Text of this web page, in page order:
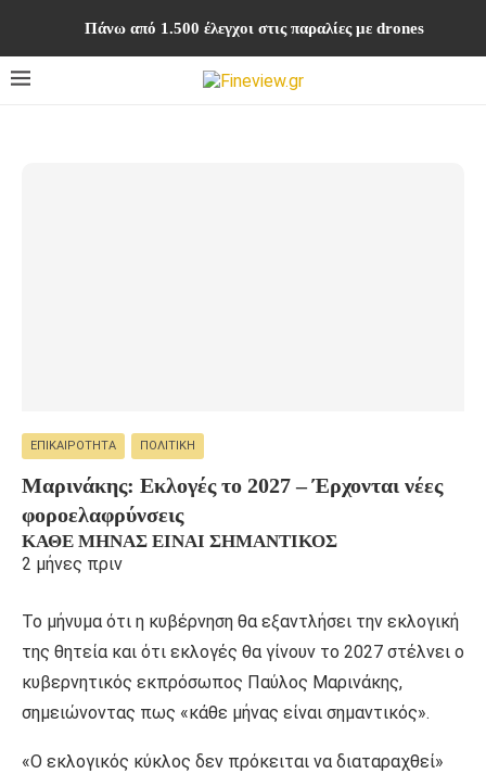
Πάνω από 1.500 έλεγχοι στις παραλίες με drones
ΕΠΙΚΑΙΡΌΤΗΤΑ ΠΟΛΙΤΙΚΉ
Μαρινάκης: Εκλογές το 2027 – Έρχονται νέες
φοροελαφρύνσεις
ΚΆΘΕ ΜΉΝΑΣ ΕΊΝΑΙ ΣΗΜΑΝΤΙΚΌΣ
2 μήνες πριν
Το μήνυμα ότι η κυβέρνηση θα εξαντλήσει την εκλογική
της θητεία και ότι εκλογές θα γίνουν το 2027 στέλνει ο
κυβερνητικός εκπρόσωπος Παύλος Μαρινάκης,
σημειώνοντας πως «κάθε μήνας είναι σημαντικός».
«Ο εκλογικός κύκλος δεν πρόκειται να διαταραχθεί»